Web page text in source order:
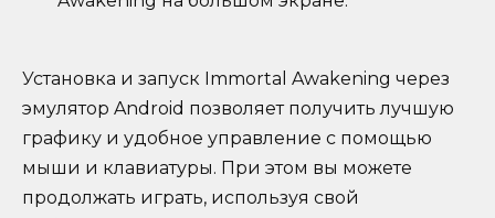
Установка и запуск Immortal Awakening через
эмулятор Android позволяет получить лучшую
графику и удобное управление с помощью
мыши и клавиатуры. При этом вы можете
продолжать играть, используя свой